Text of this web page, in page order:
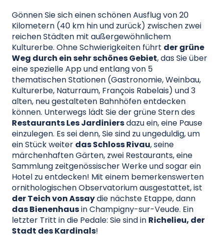
Gönnen Sie sich einen schönen Ausflug von 20
Kilometern (40 km hin und zurück) zwischen zwei
reichen Städten mit außergewöhnlichem
Kulturerbe. Ohne Schwierigkeiten führt der grüne
Weg durch ein sehr schönes Gebiet, das Sie über
eine spezielle App und entlang von 5
thematischen Stationen (Gastronomie, Weinbau,
Kulturerbe, Naturraum, François Rabelais) und 3
alten, neu gestalteten Bahnhöfen entdecken
können. Unterwegs lädt Sie der grüne Stern des
Restaurants Les Jardiniersdazu ein, eine Pause
einzulegen. Es sei denn, Sie sind zu ungeduldig, um
ein Stück weiter das Schloss Rivau, seine
märchenhaften Gärten, zwei Restaurants, eine
Sammlung zeitgenössischer Werke und sogar ein
Hotel zu entdecken! Mit einem bemerkenswerten
ornithologischen Observatorium ausgestattet, ist
der Teich von Assaydie nächste Etappe, dann
das Bienenhausin Champigny-sur-Veude. Ein
letzter Tritt in die Pedale: Sie sind in Richelieu, der
Stadt des Kardinals!